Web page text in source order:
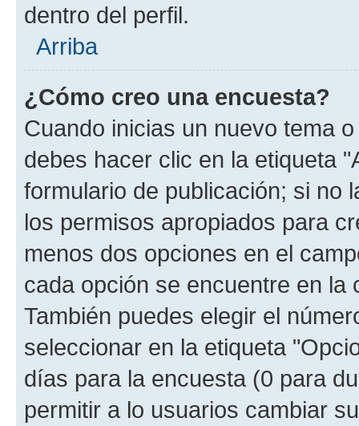
dentro del perfil.
Arriba
¿Cómo creo una encuesta?
Cuando inicias un nuevo tema
debes hacer clic en la etiqueta
formulario de publicación; si no
los permisos apropiados para
menos dos opciones en el
cada opción se encuentre en
También puedes elegir el
seleccionar en la etiqueta
días para la encuesta (0 para
permitir a lo usuarios cambiar